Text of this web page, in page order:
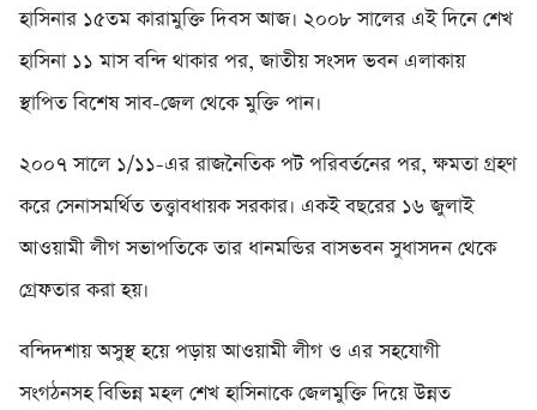
হাসিনার ১৫তম কারামুক্তি দিবস আজ। ২০০৮ সালের এই দিনে শেখ
হাসিনা ১১ মাস বন্দি থাকার পর, জাতীয় সংসদ ভবন এলাকায়
স্থাপিত বিশেষ সাব-জেল থেকে মুক্তি পান।
২০০৭ সালে ১/১১-এর রাজনৈতিক পট পরিবর্তনের পর, ক্ষমতা গ্রহণ
করে সেনাসমর্থিত তত্ত্বাবধায়ক সরকার। একই বছরের ১৬ জুলাই
আওয়ামী লীগ সভাপতিকে তার ধানমন্ডির বাসভবন সুধাসদন থেকে
গ্রেফতার করা হয়।
বন্দিদশায় অসুস্থ হয়ে পড়ায় আওয়ামী লীগ ও এর সহযোগী
সংগঠনসহ বিভিন্ন মহল শেখ হাসিনাকে জেলমুক্তি দিয়ে উন্নত